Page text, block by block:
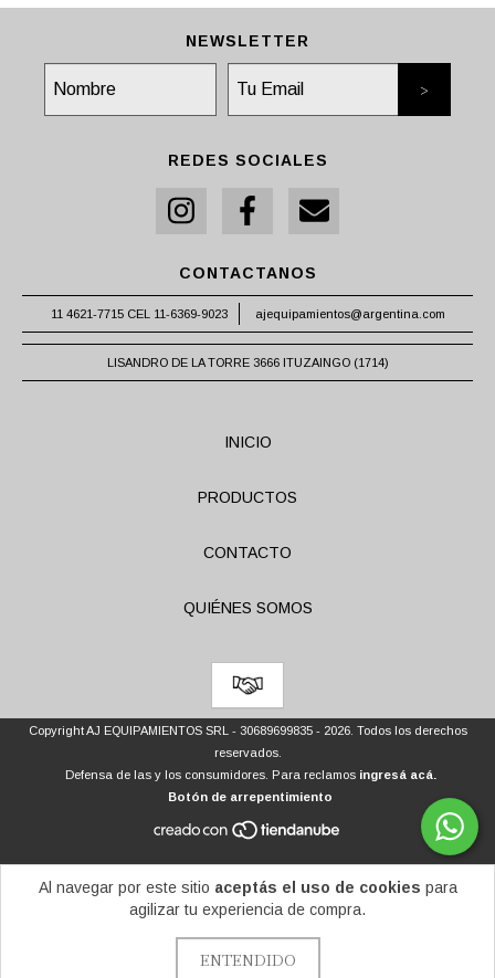
Al navegar por este sitio aceptás el uso de cookies para
agilizar tu experiencia de compra.
ENTENDIDO
NEWSLETTER
REDES SOCIALES
CONTACTANOS
11 4621-7715 CEL 11-6369-9023 ajequipamientos@argentina.com
LISANDRO DE LA TORRE 3666 ITUZAINGO (1714)
INICIO
PRODUCTOS
CONTACTO
QUIÉNES SOMOS
Copyright AJ EQUIPAMIENTOS SRL - 30689699835 - 2026. Todos los derechos
reservados.
Defensa de las y los consumidores. Para reclamos ingresá acá.
Botón de arrepentimiento